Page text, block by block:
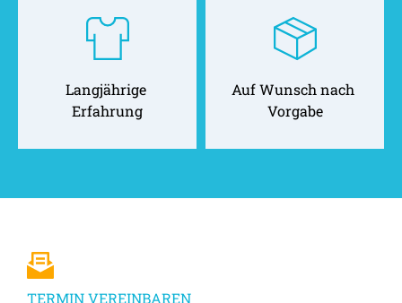
Langjährige
Erfahrung
Auf Wunsch nach
Vorgabe
TERMIN VEREINBAREN